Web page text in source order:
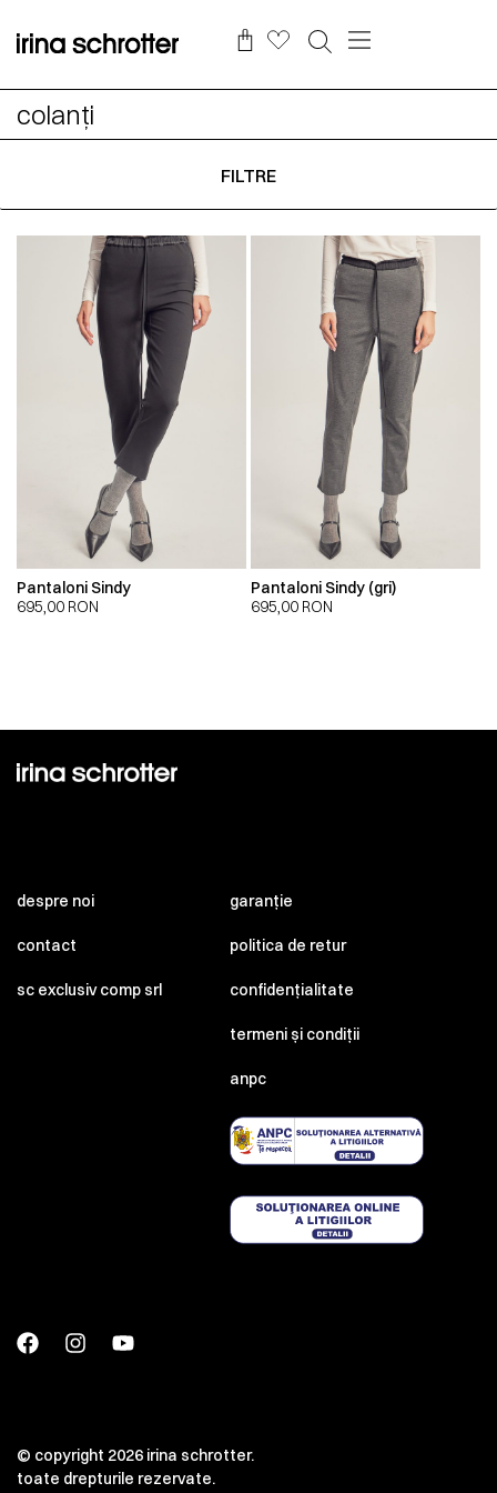
colanți
FILTRE
Pantaloni Sindy
695,00 RON
Pantaloni Sindy (gri)
695,00 RON
despre noi
contact
sc exclusiv comp srl
garanție
politica de retur
confidențialitate
termeni și condiții
anpc
© copyright 2026 irina schrotter.
toate drepturile rezervate.